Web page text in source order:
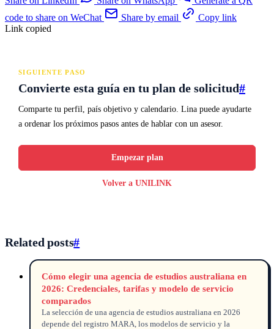
code to share on WeChat
Share by email
Copy link
Link copied
SIGUIENTE PASO
Convierte esta guía en tu plan de solicitud#
Comparte tu perfil, país objetivo y calendario. Lina puede ayudarte
a ordenar los próximos pasos antes de hablar con un asesor.
Empezar plan
Volver a UNILINK
Related posts#
Cómo elegir una agencia de estudios australiana en
2026: Credenciales, tarifas y modelo de servicio
comparados
La selección de una agencia de estudios australiana en 2026
depende del registro MARA, los modelos de servicio y la